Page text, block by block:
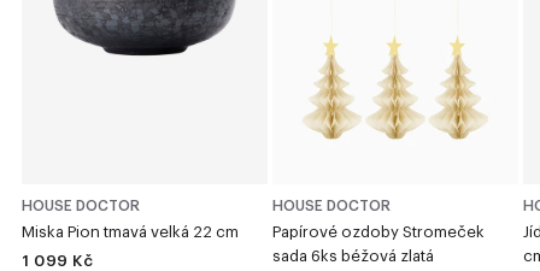
HOUSE DOCTOR
Miska Pion tmavá velká 22 cm
1 099 Kč
HOUSE DOCTOR
Papírové ozdoby Stromeček
sada 6ks béžová zlatá